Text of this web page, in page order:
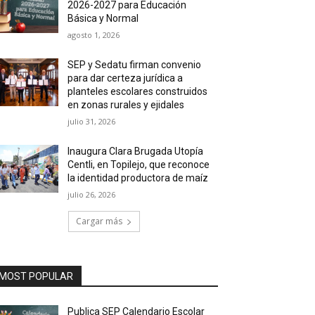
2026-2027 para Educación
Básica y Normal
agosto 1, 2026
SEP y Sedatu firman convenio
para dar certeza jurídica a
planteles escolares construidos
en zonas rurales y ejidales
julio 31, 2026
Inaugura Clara Brugada Utopía
Centli, en Topilejo, que reconoce
la identidad productora de maíz
julio 26, 2026
Cargar más
POPULAR
Publica SEP Calendario Escolar